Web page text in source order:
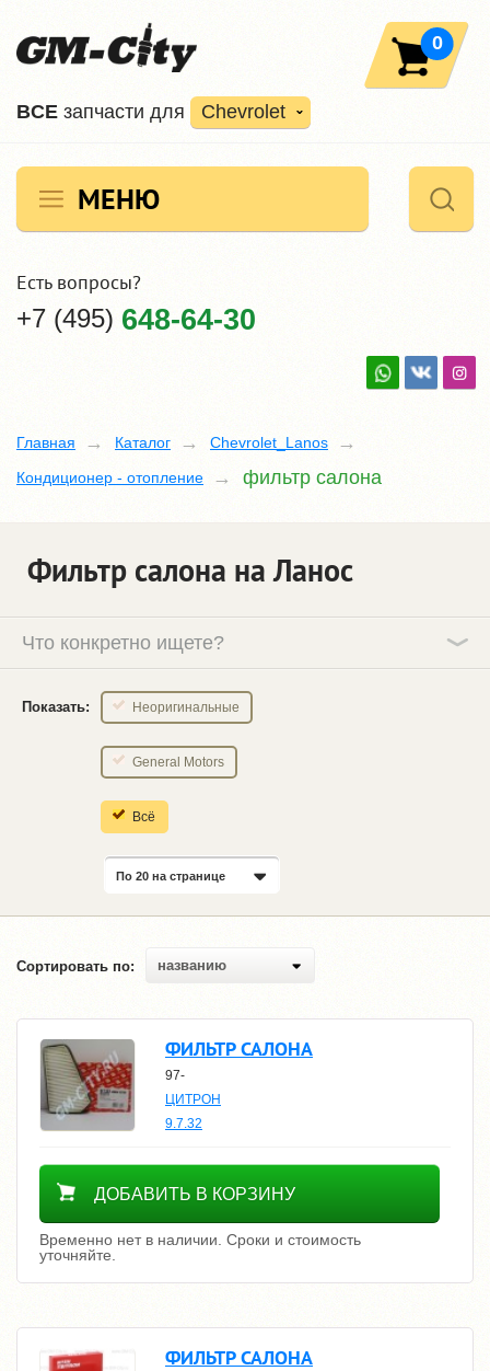
ВCE запчасти для Chevrolet
0
МЕНЮ
Есть вопросы?
+7 (495) 648-64-30
Главная Каталог
Chevrolet_Lanos
Кондиционер - отопление
фильтр салона
Фильтр салона на Ланос
Что конкретно ищете?
Показать: Неоригинальные
General Motors
Всё
По 20 на странице
Сортировать по: названию
ФИЛЬТР САЛОНА
97-
ЦИТРОН
9.7.32
Уточнить цену
ДОБАВИТЬ В КОРЗИНУ
Временно нет в наличии. Сроки и стоимость
уточняйте.
ФИЛЬТР САЛОНА